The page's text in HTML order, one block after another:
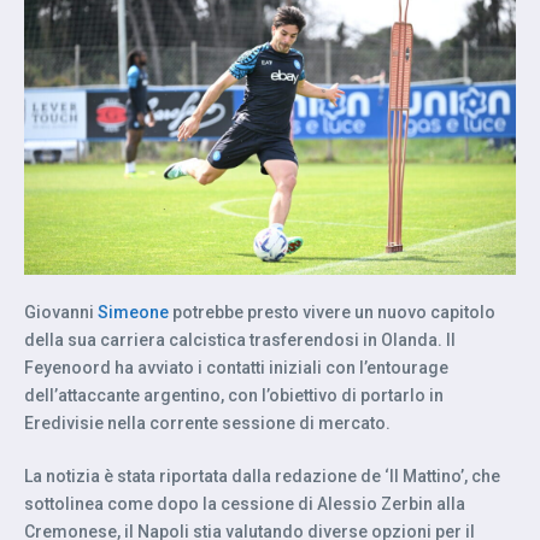
Giovanni Simeone potrebbe presto vivere un nuovo capitolo
della sua carriera calcistica trasferendosi in Olanda. Il
Feyenoord ha avviato i contatti iniziali con l’entourage
dell’attaccante argentino, con l’obiettivo di portarlo in
Eredivisie nella corrente sessione di mercato.
La notizia è stata riportata dalla redazione de ‘Il Mattino’, che
sottolinea come dopo la cessione di Alessio Zerbin alla
Cremonese, il Napoli stia valutando diverse opzioni per il